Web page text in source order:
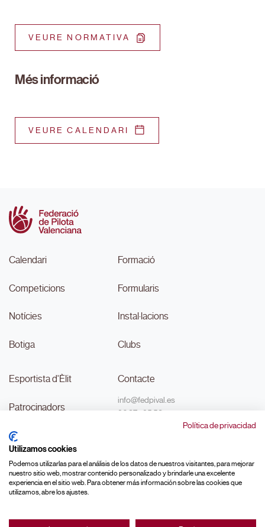
Política de privacidad
Utilizamos cookies
Podemos utilizarlas para el análisis de los datos de nuestros visitantes, para mejorar
nuestro sitio web, mostrar contenido personalizado y brindarle una excelente
experiencia en el sitio web. Para obtener más información sobre las cookies que
utilizamos, abre los ajustes.
VEURE NORMATIVA
Més informació
VEURE CALENDARI
Calendari
Competicions
Notícies
Botiga
Formació
Formularis
Instal·lacions
Clubs
Esportista d'Èlit
Patrocinadors
Transparència
#MouLaPilota
Contacte
info@fedpival.es
96 374 95 58
C/Marqués de Sant Joan nº 32,
Made with ♥ by